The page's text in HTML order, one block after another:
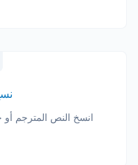
انسخ النص المترجم أو